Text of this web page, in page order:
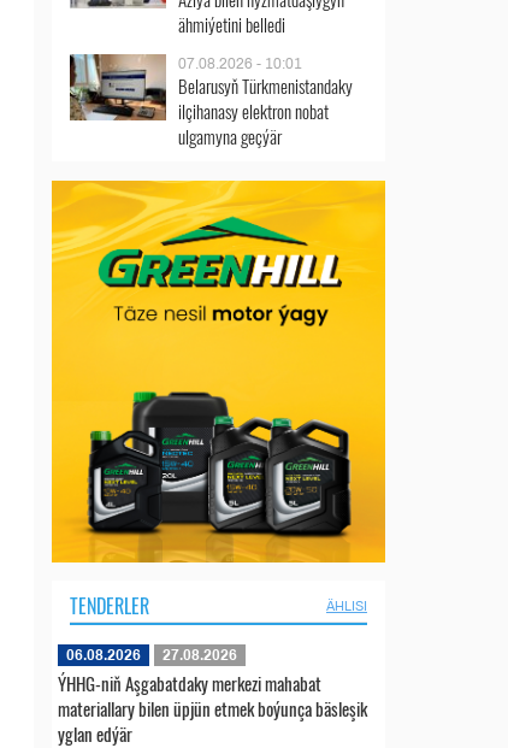
ähmiýetini belledi
07.08.2026 - 10:01
Belarusyň Türkmenistandaky
ilçihanasy elektron nobat
ulgamyna geçýär
TENDERLER ÄHLISI
06.08.2026 27.08.2026
ÝHHG-niň Aşgabatdaky merkezi mahabat
materiallary bilen üpjün etmek boýunça bäsleşik
yglan edýär